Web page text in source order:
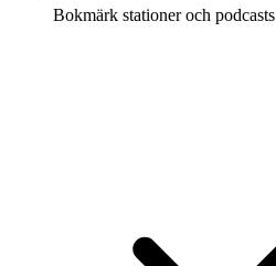
Bokmärk stationer och podcasts